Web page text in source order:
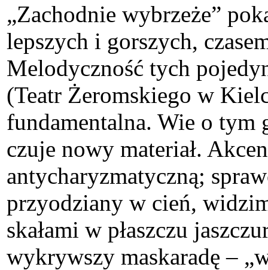
„Zachodnie wybrzeże”
lepszych i gorszych,
Melodyczność tych
(Teatr Żeromskiego w
fundamentalna. Wie o
czuje nowy materiał.
antycharyzmatyczną;
przyodziany w cień,
skałami w płaszczu
wykrywszy maskaradę –